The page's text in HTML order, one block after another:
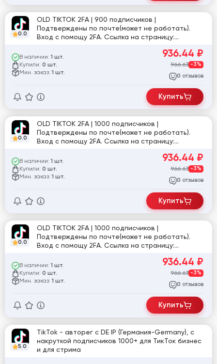
0.0
OLD TIKTOK 2FA | 900 подписчиков |
Подтверждены по почте(может не работать).
Вход с помощу 2FA. Ссылка на страницу:
В наличии: 1 шт.
Купили: 0 шт.
Мин. заказ: 1 шт.
936.44 ₽
966.63 -3%
0 отзывов
Купить
0.0
OLD TIKTOK 2FA | 1000 подписчиков |
Подтверждены по почте(может не работать).
Вход с помощу 2FA. Ссылка на страницу:
В наличии: 1 шт.
Купили: 0 шт.
Мин. заказ: 1 шт.
936.44 ₽
966.63 -3%
0 отзывов
Купить
0.0
OLD TIKTOK 2FA | 1000 подписчиков |
Подтверждены по почте(может не работать).
Вход с помощу 2FA. Ссылка на страницу:
В наличии: 1 шт.
Купили: 0 шт.
Мин. заказ: 1 шт.
936.44 ₽
966.63 -3%
0 отзывов
Купить
5.0
TikTok - авторег с DE IP (Германия-Germany), с
накруткой подписчиков 1000+ для ТикТок бизнес
и для стрима